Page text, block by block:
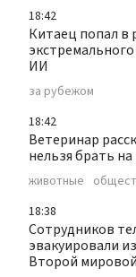
18:42
Китаец попал в
ИИ
за рубежом
18:42
Ветеринар
нельзя брать на
животные
18:38
Сотрудников
эвакуировали
Второй